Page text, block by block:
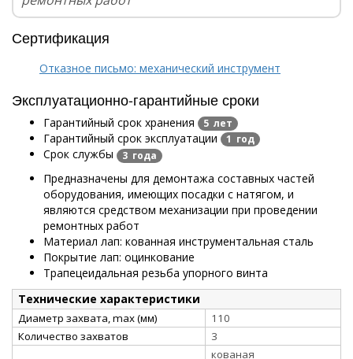
Сертификация
Отказное письмо: механический инструмент
Эксплуатационно-гарантийные сроки
Гарантийный срок хранения 5 лет
Гарантийный срок эксплуатации 1 год
Срок службы 3 года
Предназначены для демонтажа составных частей
оборудования, имеющих посадки с натягом, и
являются средством механизации при проведении
ремонтных работ
Материал лап: кованная инструментальная сталь
Покрытие лап: оцинкование
Трапецеидальная резьба упорного винта
Технические характеристики
Диаметр захвата, max (мм)
110
Количество захватов
3
кованая